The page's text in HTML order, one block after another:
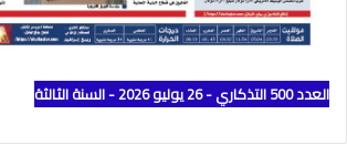
العدد 500 التذكاري - 26 يوليو 2026 - السنة الثالثة